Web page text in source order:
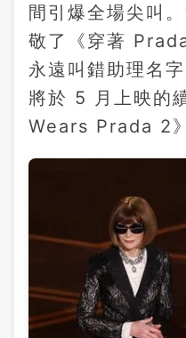
間引爆全場尖叫
敬了《穿著
永遠叫錯助理名
將於 5 月上映的
Wears Prada 2